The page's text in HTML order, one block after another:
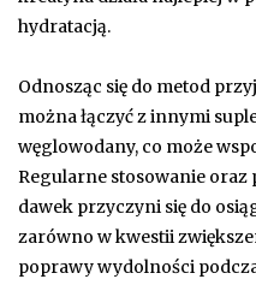
hydratacją.
Odnosząc się do metod
można łączyć z innymi
węglowodany, co może
Regularne stosowanie
dawek przyczyni się do
zarówno w kwestii
poprawy wydolności